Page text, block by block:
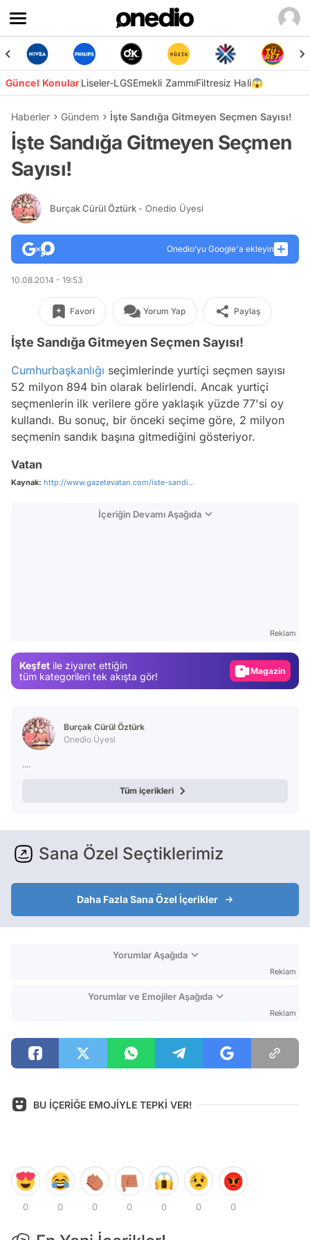
Güncel KonularLiseler-LGSEmekli ZammıFiltresiz Hali😱
Haberler Gündem İşte Sandığa Gitmeyen Seçmen Sayısı!
İşte Sandığa Gitmeyen Seçmen
Sayısı!
Burçak Cürül Öztürk - Onedio Üyesi
Onedio’yu Google'a ekleyin
10.08.2014 - 19:53
Favori Yorum Yap Paylaş
İşte Sandığa Gitmeyen Seçmen Sayısı!
Cumhurbaşkanlığı seçimlerinde yurtiçi seçmen sayısı
52 milyon 894 bin olarak belirlendi. Ancak yurtiçi
seçmenlerin ilk verilere göre yaklaşık yüzde 77'si oy
kullandı. Bu sonuç, bir önceki seçime göre, 2 milyon
seçmenin sandık başına gitmediğini gösteriyor.
Vatan
Kaynak: http://www.gazetevatan.com/iste-sandi...
İçeriğin Devamı Aşağıda
Reklam
Keşfet ile ziyaret ettiğin
tüm kategorileri tek akışta gör!
Magazin
Burçak Cürül Öztürk
Onedio Üyesi
....
Tüm içerikleri
Sana Özel Seçtiklerimiz
Daha Fazla Sana Özel İçerikler
Yorumlar Aşağıda
Reklam
Yorumlar ve Emojiler Aşağıda
Reklam
BU İÇERİĞE EMOJİYLE TEPKİ VER!
0 0 0 0 0 0 0